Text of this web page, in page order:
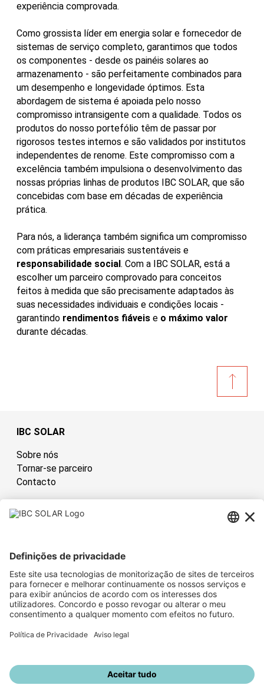
experiência comprovada.
Como grossista líder em energia solar e fornecedor de
sistemas de serviço completo, garantimos que todos
os componentes - desde os painéis solares ao
armazenamento - são perfeitamente combinados para
um desempenho e longevidade óptimos. Esta
abordagem de sistema é apoiada pelo nosso
compromisso intransigente com a qualidade. Todos os
produtos do nosso portefólio têm de passar por
rigorosos testes internos e são validados por institutos
independentes de renome. Este compromisso com a
excelência também impulsiona o desenvolvimento das
nossas próprias linhas de produtos IBC SOLAR, que são
concebidas com base em décadas de experiência
prática.
Para nós, a liderança também significa um compromisso
com práticas empresariais sustentáveis e
responsabilidade social . Com a IBC SOLAR, está a
escolher um parceiro comprovado para conceitos
feitos à medida que são precisamente adaptados às
suas necessidades individuais e condições locais -
garantindo rendimentos fiáveis e o máximo valor
durante décadas.
IBC SOLAR
Sobre nós
Tornar-se parceiro
Contacto
Have sun!